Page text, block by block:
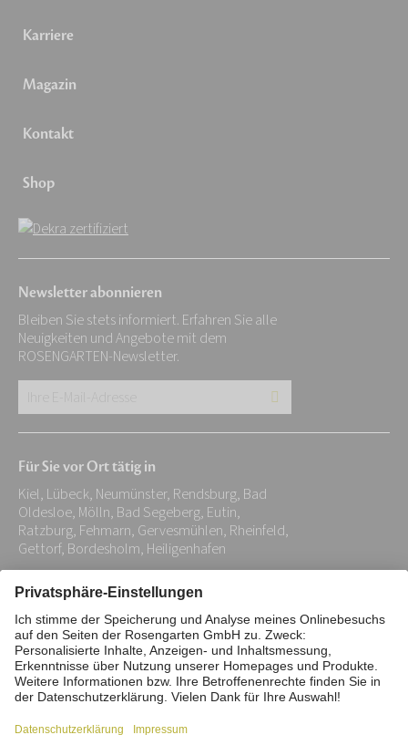
Karriere
Magazin
Kontakt
Shop
Newsletter abonnieren
Bleiben Sie stets informiert. Erfahren Sie alle
Neuigkeiten und Angebote mit dem
ROSENGARTEN-Newsletter.
E-
Adresse:
*
Für Sie vor Ort tätig in
Kiel, Lübeck, Neumünster, Rendsburg, Bad
Oldesloe, Mölln, Bad Segeberg, Eutin,
Ratzburg, Fehmarn, Gervesmühlen, Rheinfeld,
Gettorf, Bordesholm, Heiligenhafen
Impressum Datenschutz
Stiftung
Interne Meldestelle
Zahlungsmittel
Barrierefreiheitserklärung
Vertrag widerrufen